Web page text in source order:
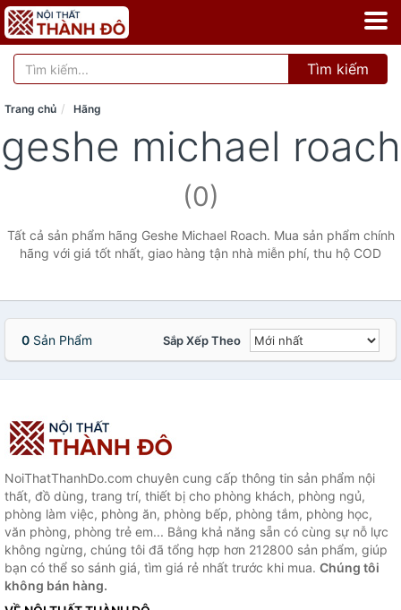
Tìm kiếm
Trang chủ Hãng
geshe michael roach
(0)
Tất cả sản phẩm hãng Geshe Michael Roach. Mua sản phẩm chính
hãng với giá tốt nhất, giao hàng tận nhà miễn phí, thu hộ COD
0 Sản Phẩm Sắp Xếp Theo
NoiThatThanhDo.com chuyên cung cấp thông tin sản phẩm nội
thất, đồ dùng, trang trí, thiết bị cho phòng khách, phòng ngủ,
phòng làm việc, phòng ăn, phòng bếp, phòng tắm, phòng học,
văn phòng, phòng trẻ em... Bằng khả năng sẵn có cùng sự nỗ lực
không ngừng, chúng tôi đã tổng hợp hơn 212800 sản phẩm, giúp
bạn có thể so sánh giá, tìm giá rẻ nhất trước khi mua. Chúng tôi
không bán hàng.